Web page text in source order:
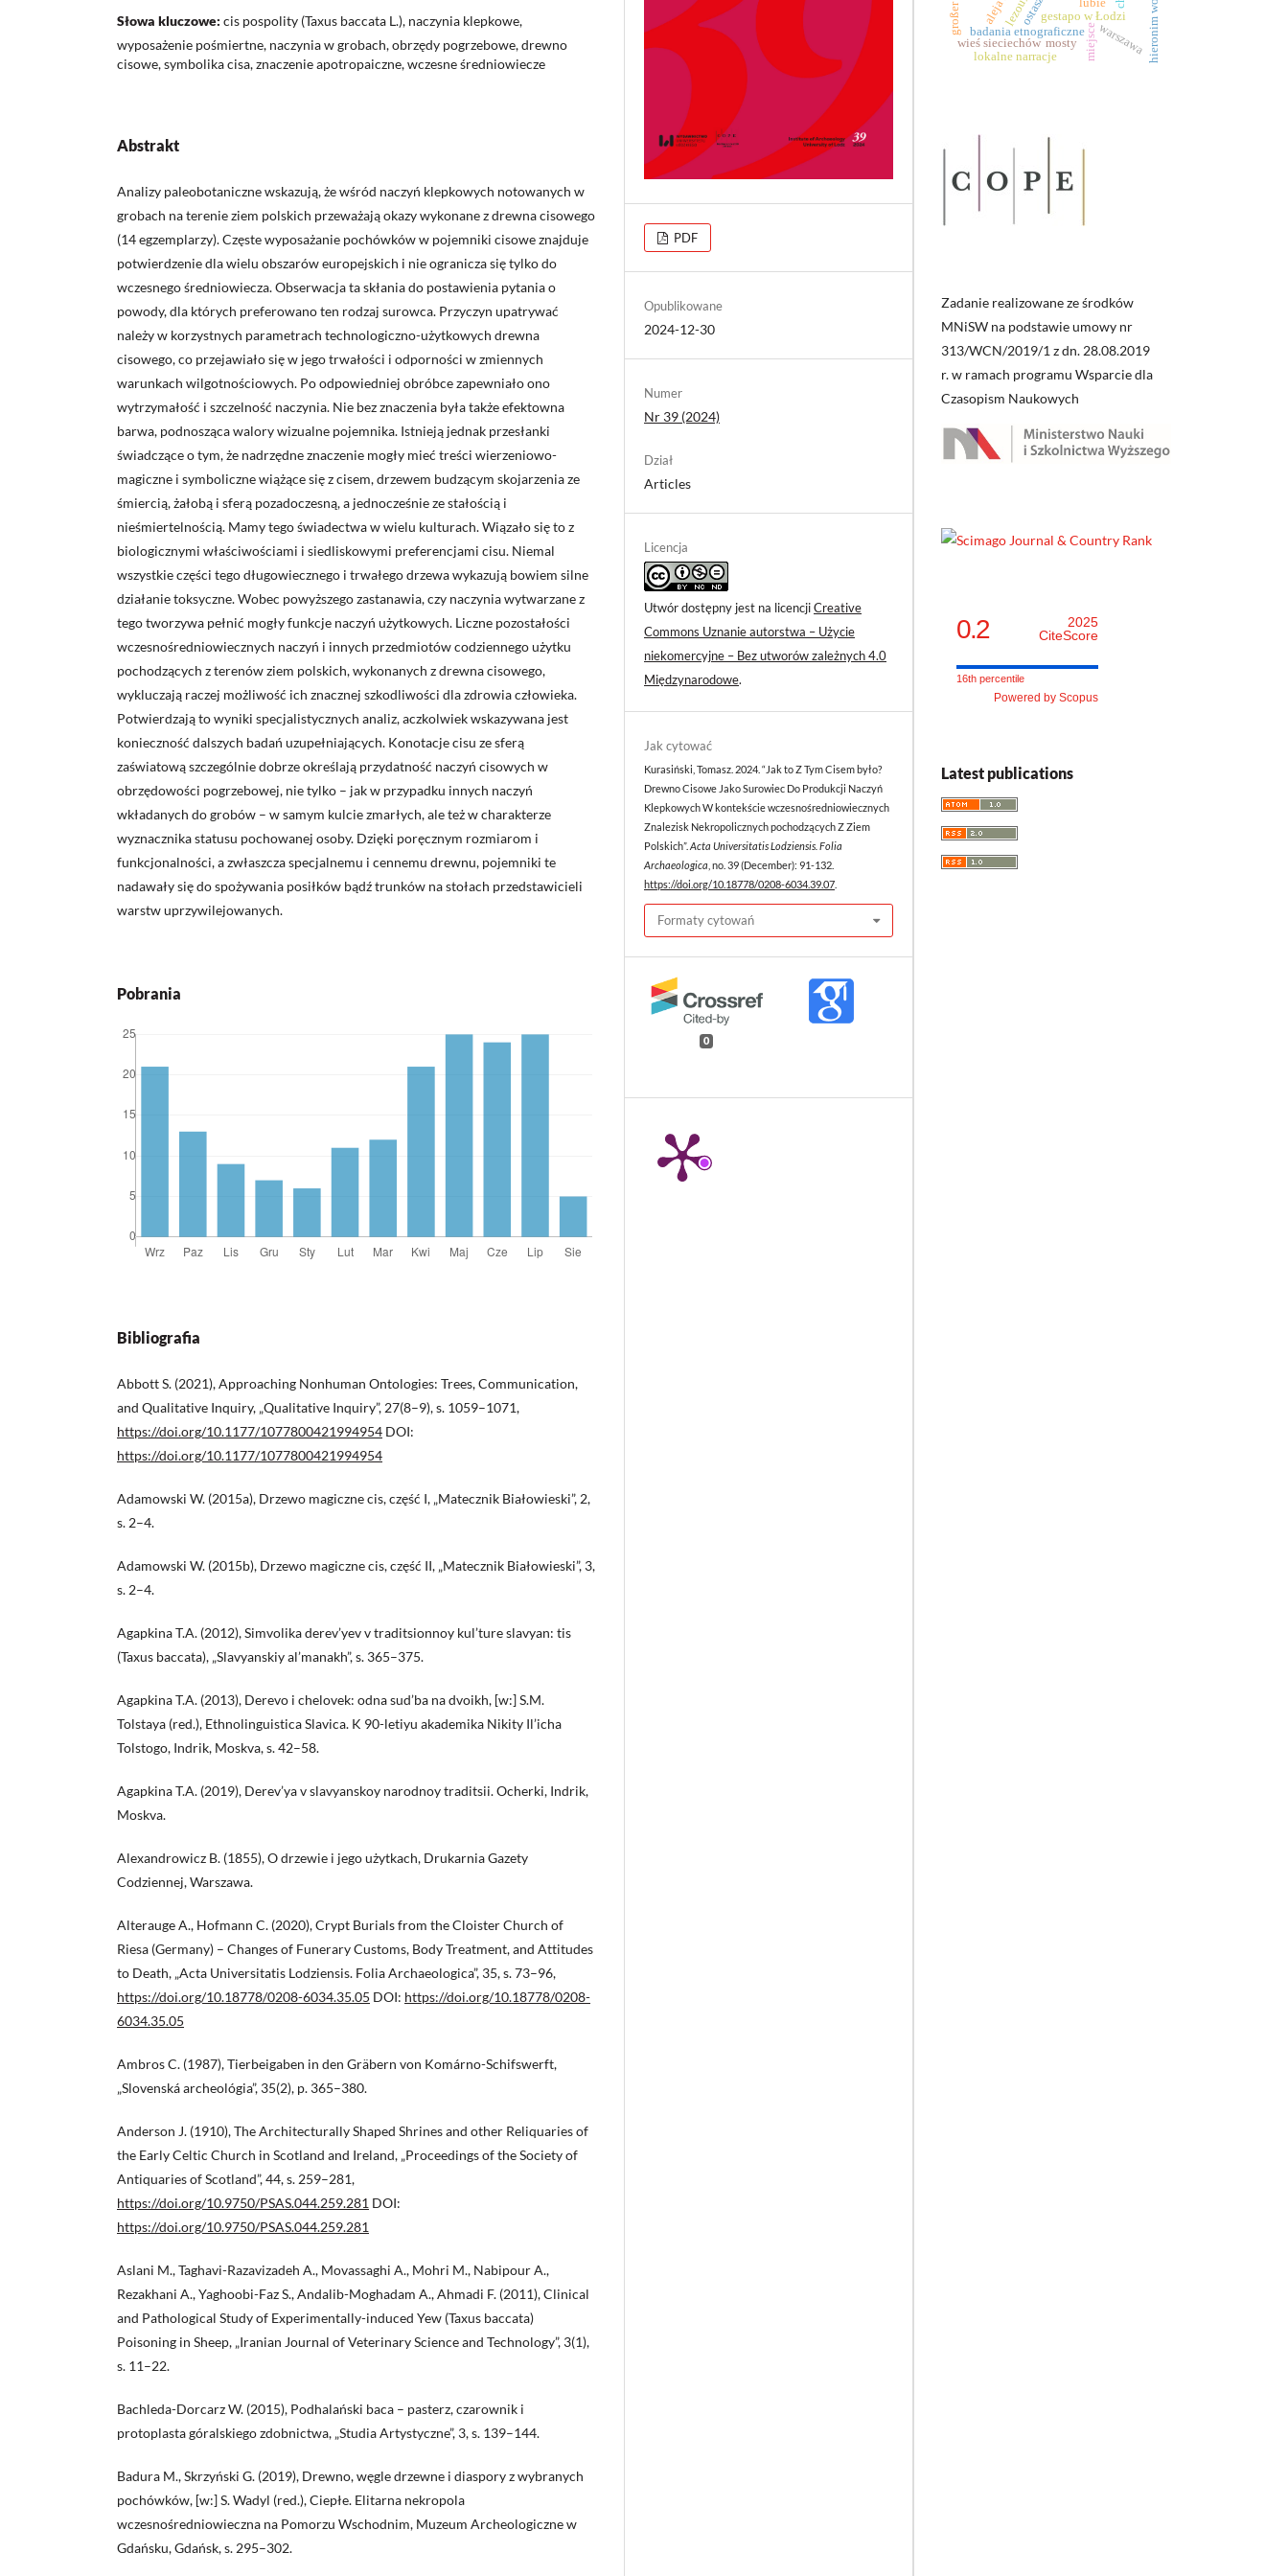
Słowa kluczowe: cis pospolity (Taxus baccata L.), naczynia klepkowe,
wyposażenie pośmiertne, naczynia w grobach, obrzędy pogrzebowe, drewno
cisowe, symbolika cisa, znaczenie apotropaiczne, wczesne średniowiecze
Abstrakt
Analizy paleobotaniczne wskazują, że wśród naczyń klepkowych notowanych w
grobach na terenie ziem polskich przeważają okazy wykonane z drewna cisowego
(14 egzemplarzy). Częste wyposażanie pochówków w pojemniki cisowe znajduje
potwierdzenie dla wielu obszarów europejskich i nie ogranicza się tylko do
wczesnego średniowiecza. Obserwacja ta skłania do postawienia pytania o
powody, dla których preferowano ten rodzaj surowca. Przyczyn upatrywać
należy w korzystnych parametrach technologiczno-użytkowych drewna
cisowego, co przejawiało się w jego trwałości i odporności w zmiennych
warunkach wilgotnościowych. Po odpowiedniej obróbce zapewniało ono
wytrzymałość i szczelność naczynia. Nie bez znaczenia była także efektowna
barwa, podnosząca walory wizualne pojemnika. Istnieją jednak przesłanki
świadczące o tym, że nadrzędne znaczenie mogły mieć treści wierzeniowo-
magiczne i symboliczne wiążące się z cisem, drzewem budzącym skojarzenia ze
śmiercią, żałobą i sferą pozadoczesną, a jednocześnie ze stałością i
nieśmiertelnością. Mamy tego świadectwa w wielu kulturach. Wiązało się to z
biologicznymi właściwościami i siedliskowymi preferencjami cisu. Niemal
wszystkie części tego długowiecznego i trwałego drzewa wykazują bowiem silne
działanie toksyczne. Wobec powyższego zastanawia, czy naczynia wytwarzane z
tego tworzywa pełnić mogły funkcje naczyń użytkowych. Liczne pozostałości
wczesnośredniowiecznych naczyń i innych przedmiotów codziennego użytku
pochodzących z terenów ziem polskich, wykonanych z drewna cisowego,
wykluczają raczej możliwość ich znacznej szkodliwości dla zdrowia człowieka.
Potwierdzają to wyniki specjalistycznych analiz, aczkolwiek wskazywana jest
konieczność dalszych badań uzupełniających. Konotacje cisu ze sferą
zaświatową szczególnie dobrze określają przydatność naczyń cisowych w
obrzędowości pogrzebowej, nie tylko – jak w przypadku innych naczyń
wkładanych do grobów – w samym kulcie zmarłych, ale też w charakterze
wyznacznika statusu pochowanej osoby. Dzięki poręcznym rozmiarom i
funkcjonalności, a zwłaszcza specjalnemu i cennemu drewnu, pojemniki te
nadawały się do spożywania posiłków bądź trunków na stołach przedstawicieli
warstw uprzywilejowanych.
Pobrania
Bibliografia
Abbott S. (2021), Approaching Nonhuman Ontologies: Trees, Communication,
and Qualitative Inquiry, „Qualitative Inquiry”, 27(8–9), s. 1059–1071,
https://doi.org/10.1177/1077800421994954 DOI:
https://doi.org/10.1177/1077800421994954
Adamowski W. (2015a), Drzewo magiczne cis, część I, „Matecznik Białowieski”, 2,
s. 2–4.
Adamowski W. (2015b), Drzewo magiczne cis, część II, „Matecznik Białowieski”, 3,
s. 2–4.
Agapkina T.A. (2012), Simvolika derev’yev v traditsionnoy kul’ture slavyan: tis
(Taxus baccata), „Slavyanskiy al’manakh”, s. 365–375.
Agapkina T.A. (2013), Derevo i chelovek: odna sud’ba na dvoikh, [w:] S.M.
Tolstaya (red.), Ethnolinguistica Slavica. K 90-letiyu akademika Nikity Il’icha
Tolstogo, Indrik, Moskva, s. 42–58.
Agapkina T.A. (2019), Derev’ya v slavyanskoy narodnoy traditsii. Ocherki, Indrik,
Moskva.
Alexandrowicz B. (1855), O drzewie i jego użytkach, Drukarnia Gazety
Codziennej, Warszawa.
Alterauge A., Hofmann C. (2020), Crypt Burials from the Cloister Church of
Riesa (Germany) – Changes of Funerary Customs, Body Treatment, and Attitudes
to Death, „Acta Universitatis Lodziensis. Folia Archaeologica”, 35, s. 73–96,
https://doi.org/10.18778/0208-6034.35.05 DOI: https://doi.org/10.18778/0208-
6034.35.05
Ambros C. (1987), Tierbeigaben in den Gräbern von Komárno-Schifswerft,
„Slovenská archeológia”, 35(2), p. 365–380.
Anderson J. (1910), The Architecturally Shaped Shrines and other Reliquaries of
the Early Celtic Church in Scotland and Ireland, „Proceedings of the Society of
Antiquaries of Scotland”, 44, s. 259–281,
https://doi.org/10.9750/PSAS.044.259.281 DOI:
https://doi.org/10.9750/PSAS.044.259.281
Aslani M., Taghavi-Razavizadeh A., Movassaghi A., Mohri M., Nabipour A.,
Rezakhani A., Yaghoobi-Faz S., Andalib-Moghadam A., Ahmadi F. (2011), Clinical
and Pathological Study of Experimentally-induced Yew (Taxus baccata)
Poisoning in Sheep, „Iranian Journal of Veterinary Science and Technology”, 3(1),
s. 11–22.
Bachleda-Dorcarz W. (2015), Podhalański baca – pasterz, czarownik i
protoplasta góralskiego zdobnictwa, „Studia Artystyczne”, 3, s. 139–144.
Badura M., Skrzyński G. (2019), Drewno, węgle drzewne i diaspory z wybranych
pochówków, [w:] S. Wadyl (red.), Ciepłe. Elitarna nekropola
wczesnośredniowieczna na Pomorzu Wschodnim, Muzeum Archeologiczne w
Gdańsku, Gdańsk, s. 295–302.
PDF
Opublikowane
2024-12-30
Numer
Nr 39 (2024)
Dział
Articles
Licencja
Utwór dostępny jest na licencjiCreative
Commons Uznanie autorstwa – Użycie
niekomercyjne – Bez utworów zależnych 4.0
Międzynarodowe.
Jak cytować
Kurasiński, Tomasz. 2024. “Jak to Z Tym Cisem było?
Drewno Cisowe Jako Surowiec Do Produkcji Naczyń
Klepkowych W kontekście wczesnośredniowiecznych
Znalezisk Nekropolicznych pochodzących Z Ziem
Polskich”. Acta Universitatis Lodziensis. Folia
Archaeologica , no. 39 (December): 91-132.
https://doi.org/10.18778/0208-6034.39.07
Formaty cytowań
0
gestapo w Łodzi
badania etnograficzne
wieś sieciechów miejsce
lokalne narracje
mosty warszawa
lezoux lubié
Zadanie realizowane ze środków
MNiSW na podstawie umowy nr
313/WCN/2019/1 z dn. 28.08.2019
r. w ramach programu Wsparcie dla
Czasopism Naukowych
0.2
2025
CiteScore
16th percentile
Powered by Scopus
Latest publications